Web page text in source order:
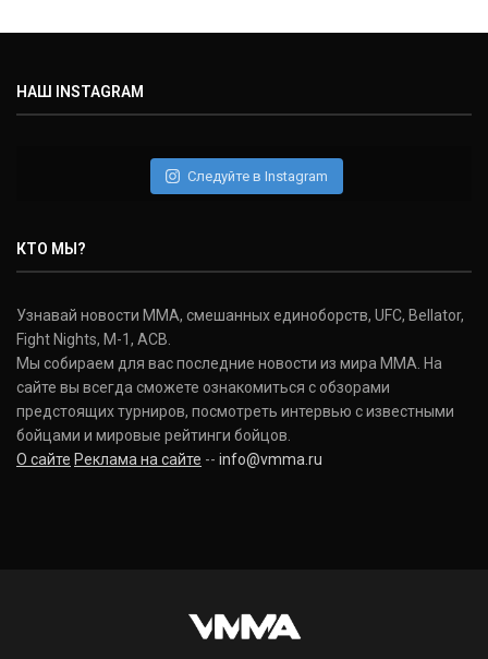
НАШ INSTAGRAM
Следуйте в Instagram
КТО МЫ?
Узнавай новости ММА, смешанных единоборств, UFC, Bellator,
Fight Nights, M-1, ACB.
Мы собираем для вас последние новости из мира ММА. На
сайте вы всегда сможете ознакомиться с обзорами
предстоящих турниров, посмотреть интервью с известными
бойцами и мировые рейтинги бойцов.
О сайте Реклама на сайте -- info@vmma.ru